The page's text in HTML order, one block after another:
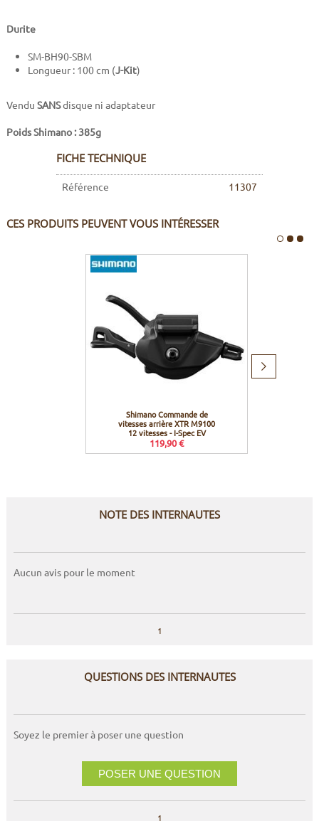
Durite
SM-BH90-SBM
Longueur : 100 cm (J-Kit)
Vendu SANSdisque ni adaptateur
Poids Shimano : 385g
FICHE TECHNIQUE
Référence 11307
CES PRODUITS PEUVENT VOUS INTÉRESSER
Shimano Commande de
vitesses arrière XTR M9100
12 vitesses - I-Spec EV
119,90 €
Produit
NOTE DES INTERNAUTES
Aucun avis pour le moment
1
QUESTIONS DES INTERNAUTES
Soyez le premier à poser une question
POSER UNE QUESTION
1